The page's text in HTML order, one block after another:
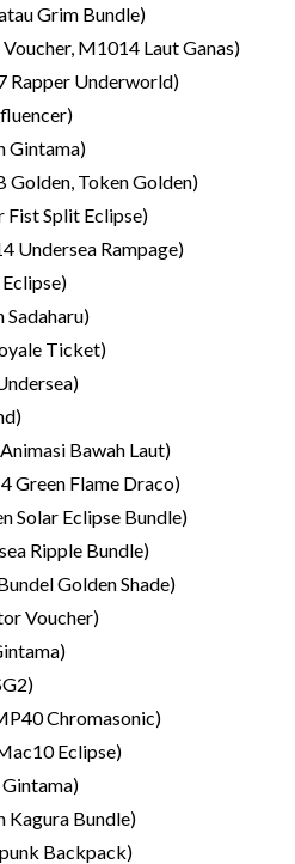
Grim Bundle)
M1014 Laut Ganas)
Rapper Underworld)
Gintama)
Token Golden)
Fist Split Eclipse)
Undersea Rampage)
Ticket)
Bawah Laut)
Green Flame Draco)
Solar Eclipse Bundle)
Ripple Bundle)
Golden Shade)
Voucher)
Chromasonic)
Eclipse)
Kagura Bundle)
Backpack)